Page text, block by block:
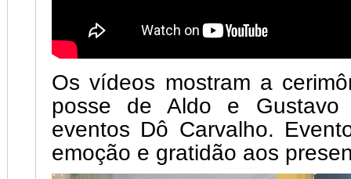
Os vídeos mostram a
posse de Aldo e
eventos Dô Carvalho.
emoção e gratidão aos